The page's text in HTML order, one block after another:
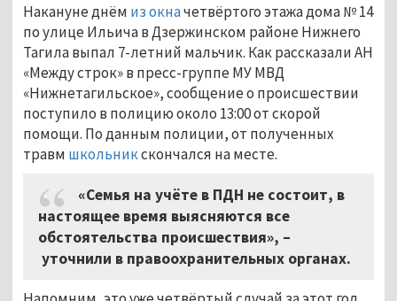
Накануне днём из окначетвёртого этажа дома № 14
по улице Ильича в Дзержинском районе Нижнего
Тагила выпал 7-летний мальчик. Как рассказали АН
«Между строк» в пресс-группе МУ МВД
«Нижнетагильское», сообщение о происшествии
поступило в полицию около 13:00 от скорой
помощи. По данным полиции, от полученных
травм школьникскончался на месте.
«Семья на учёте в ПДН не состоит, в
настоящее время выясняются все
обстоятельства происшествия», –
уточнили в правоохранительных органах.